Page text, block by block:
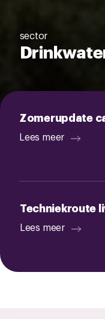
sector
Zomerupdate
Lees meer
Techniekroute
Lees meer